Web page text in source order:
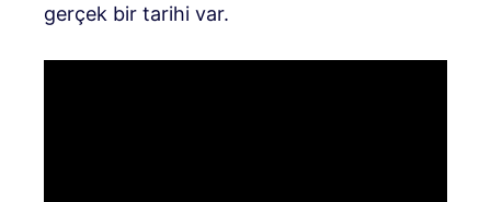
gerçek bir tarihi var.